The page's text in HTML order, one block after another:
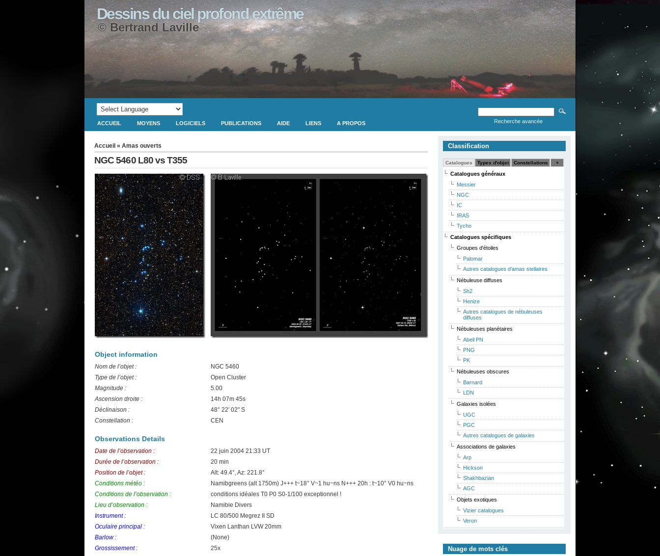
Dessins du ciel profond extrême
© Bertrand Laville
Recherche avancée
ACCUEIL MOYENS LOGICIELS PUBLICATIONS AIDE LIENS A PROPOS
Accueil » Amas ouverts
NGC 5460 L80 vs T355
Object information
Nom de l’objet :
NGC 5460
Type de l’objet :
Open Cluster
Magnitude :
5.00
Ascension droite :
14h 07m 45s
Déclinaison :
48° 22′ 02" S
Constellation :
CEN
Observations Details
Date de l’observation :
22 juin 2004 21:33 UT
Durée de l’observation :
20 min
Position de l’objet :
Alt: 49.4°, Az: 221.8°
Conditions météo :
Namibgreens (alt 1750m) J+++ t~18° V~1 hu~ns N+++ 20h : t~10° V0 hu~ns
Conditions de l’observation :
conditions idéales T0 P0 S0-1/100 exceptionnel !
Lieu d’observation :
Namibie Divers
Instrument :
LC 80/500 Megrez II SD
Oculaire principal :
Vixen Lanthan LVW 20mm
Barlow :
(None)
Grossissement :
25x
Classification
Catalogues Types d'objet Constellations +
Catalogues généraux
Messier
NGC
IC
IRAS
Tycho
Catalogues spécifiques
Groupes d'étoiles
Palomar
Autres catalogues d'amas stellaires
Nébuleuse diffuses
Sh2
Henize
Autres catalogues de nébuleuses
diffuses
Nébuleuses planétaires
Abell PN
PNG
PK
Nébuleuses obscures
Barnard
LDN
Galaxies isolées
UGC
PGC
Autres catalogues de galaxies
Associations de galaxies
Arp
Hickson
Shakhbazian
AGC
Objets exotiques
Vizier catalogues
Veron
Nuage de mots clés